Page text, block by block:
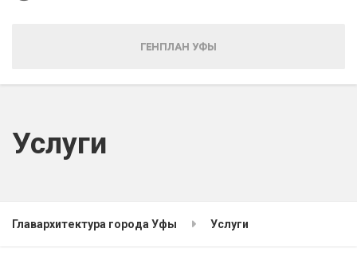
ГЕНПЛАН УФЫ
Услуги
Главархитектура города Уфы Услуги